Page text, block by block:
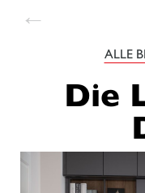
←
ALLE
Die